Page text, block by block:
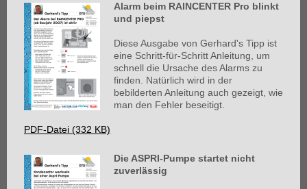
Alarm beim RAINCENTER Pro blinkt
und piepst
Diese Ausgabe von Gerhard's Tipp ist
eine Schritt-für-Schritt Anleitung, um
schnell die Ursache des Alarms zu
finden. Natürlich wird in der
bebilderten Anleitung auch gezeigt, wie
man den Fehler beseitigt.
PDF-Datei (332 KB)
Die ASPRI-Pumpe startet nicht
zuverlässig